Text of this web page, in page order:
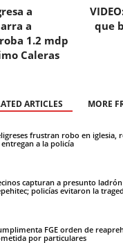
a
a
1.2 mdp
Caleras
que
ARTICLES MORE
frustran robo en
entregan a la policía
capturan a presunto
policías evitaron la
FGE orden de
por particulares